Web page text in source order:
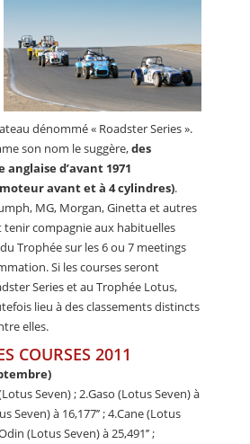
dénommé « Roadster Series ».
son nom le suggère,des
anglaise d’avant 1971
avant et à 4 cylindres).
MG, Morgan, Ginetta et autres
compagnie aux habituelles
Trophée sur les 6 ou 7 meetings
Si les courses seront
Series et au Trophée Lotus,
lieu à des classements distincts
elles.
COURSES 2011
Seven) ; 2.Gaso (Lotus Seven) à
Seven) à 16,177’’ ; 4.Cane (Lotus
(Lotus Seven) à 25,491’’ ;